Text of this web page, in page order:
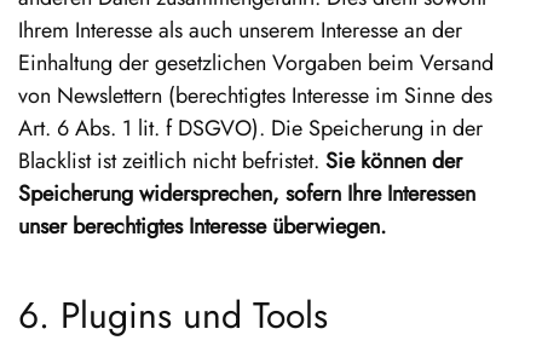
Ihrem Interesse als auch unserem Interesse an der
Einhaltung der gesetzlichen Vorgaben beim Versand
von Newslettern (berechtigtes Interesse im Sinne des
Art. 6 Abs. 1 lit. f DSGVO). Die Speicherung in der
Blacklist ist zeitlich nicht befristet. Sie können der
Speicherung widersprechen, sofern Ihre Interessen
unser berechtigtes Interesse überwiegen.
6. Plugins und Tools